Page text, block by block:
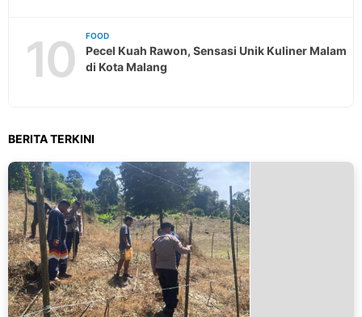
10 FOOD
Pecel Kuah Rawon, Sensasi Unik Kuliner Malam
di Kota Malang
BERITA TERKINI